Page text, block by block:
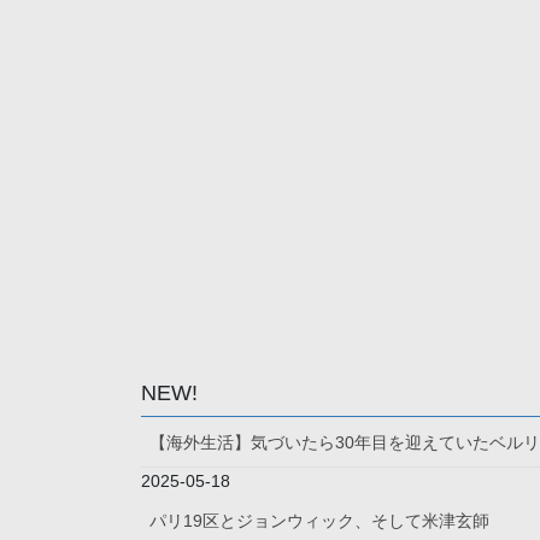
NEW!
【海外生活】気づいたら30年目を迎えていたベル
2025-05-18
パリ19区とジョンウィック、そして米津玄師